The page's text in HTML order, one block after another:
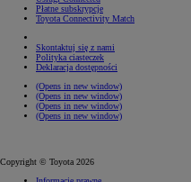
Płatne subskrypcje
Toyota Connectivity Match
Skontaktuj się z nami
Polityka ciasteczek
Deklaracja dostępności
(Opens in new window)
(Opens in new window)
(Opens in new window)
(Opens in new window)
Copyright © Toyota 2026